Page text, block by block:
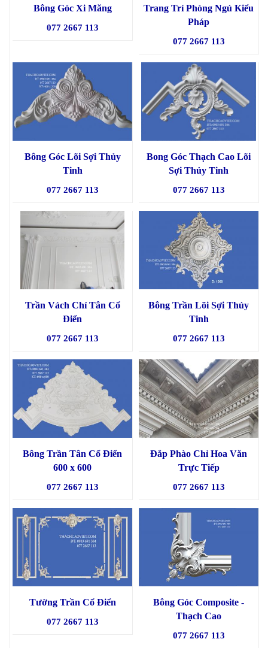
Bông Góc Xi Măng
077 2667 113
Trang Trí Phòng Ngủ Kiểu
Pháp
077 2667 113
Bông Góc Lõi Sợi Thủy
Tinh
077 2667 113
Bong Góc Thạch Cao Lõi
Sợi Thủy Tinh
077 2667 113
Trần Vách Chỉ Tân Cổ
Điển
077 2667 113
Bông Trần Lõi Sợi Thủy
Tinh
077 2667 113
Bông Trần Tân Cổ Điển
600 x 600
077 2667 113
Đắp Phào Chỉ Hoa Văn
Trực Tiếp
077 2667 113
Tường Trần Cổ Điển
077 2667 113
Bông Góc Composite -
Thạch Cao
077 2667 113